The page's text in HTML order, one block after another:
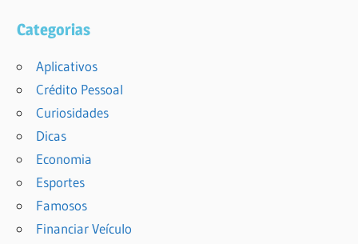
Categorias
Aplicativos
Crédito Pessoal
Curiosidades
Dicas
Economia
Esportes
Famosos
Financiar Veículo